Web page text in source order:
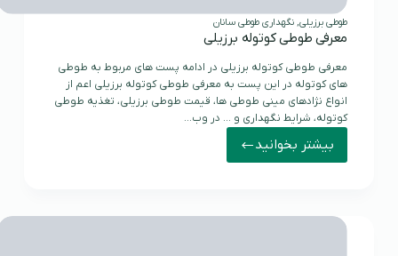
طوطی برزیلی, نگهداری طوطی سانان
معرفی طوطی کوتوله برزیلی
معرفی طوطی کوتوله برزیلی در ادامه پست های مربوط به طوطی
های کوتوله در این پست به معرفی طوطی کوتوله برزیلی اعم از
انواع نژادهای مینی طوطی ها، قیمت طوطی برزیلی، تغذیه طوطی
کوتوله، شرایط نگهداری و … در وب…
بیشتر بخوانید
معرفی
برزیلی